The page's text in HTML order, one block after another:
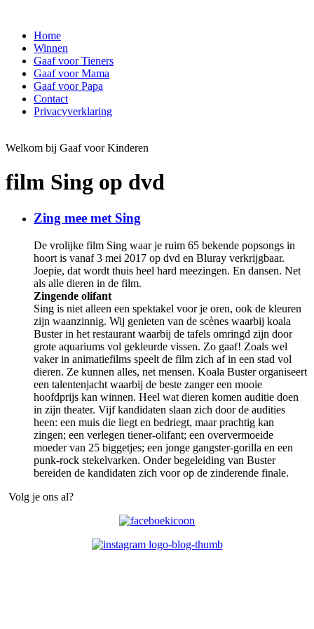
Home
Winnen
Gaaf voor Tieners
Gaaf voor Mama
Gaaf voor Papa
Contact
Privacyverklaring
Welkom bij Gaaf voor Kinderen
film Sing op dvd
Zing mee met Sing
De vrolijke film Sing waar je ruim 65 bekende popsongs in
hoort is vanaf 3 mei 2017 op dvd en Bluray verkrijgbaar.
Joepie, dat wordt thuis heel hard meezingen. En dansen. Net
als alle dieren in de film.
Zingende olifant
Sing is niet alleen een spektakel voor je oren, ook de kleuren
zijn waanzinnig. Wij genieten van de scènes waarbij koala
Buster in het restaurant waarbij de tafels omringd zijn door
grote aquariums vol gekleurde vissen. Zo gaaf! Zoals wel
vaker in animatiefilms speelt de film zich af in een stad vol
dieren. Ze kunnen alles, net mensen. Koala Buster organiseert
een talentenjacht waarbij de beste zanger een mooie
hoofdprijs kan winnen. Heel wat dieren komen auditie doen
in zijn theater. Vijf kandidaten slaan zich door de audities
heen: een muis die liegt en bedriegt, maar prachtig kan
zingen; een verlegen tiener-olifant; een oververmoeide
moeder van 25 biggetjes; een jonge gangster-gorilla en een
punk-rock stekelvarken. Onder begeleiding van Buster
bereiden de kandidaten zich voor op de zinderende finale.
Volg je ons al?